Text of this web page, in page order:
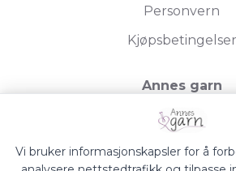
Personvern
Kjøpsbetingelser
Annes garn
Storgata 19, 2750
Org.nr. 994050613
Vi bruker informasjonskapsler for å